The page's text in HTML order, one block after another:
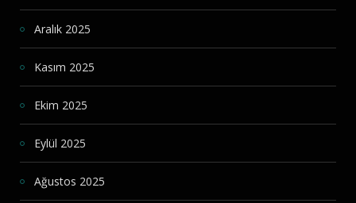
Aralık 2025
Kasım 2025
Ekim 2025
Eylül 2025
Ağustos 2025